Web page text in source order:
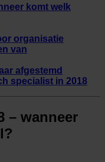
komt welk
organisatie
van
afgestemd
specialist in 2018
– wanneer